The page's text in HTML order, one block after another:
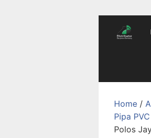
Home /
Pipa
Polos